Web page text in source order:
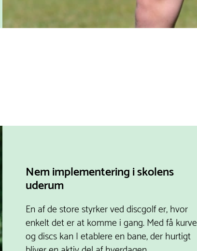
Nem implementering i skolens
uderum
En af de store styrker ved discgolf er, hvor
enkelt det er at komme i gang. Med få kurve
og discs kan I etablere en bane, der hurtigt